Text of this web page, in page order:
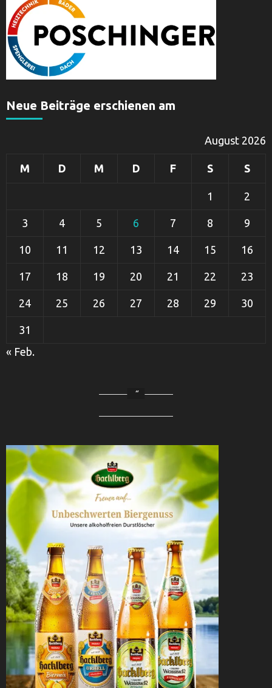
Neue Beiträge erschienen am
August 2026
M D M D F S S
1 2
3 4 5 6 7 8 9
10 11 12 13 14 15 16
17 18 19 20 21 22 23
24 25 26 27 28 29 30
31
« Feb.